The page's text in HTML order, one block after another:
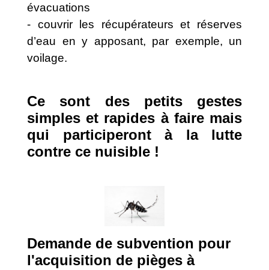
évacuations
- couvrir les récupérateurs et réserves
d’eau en y apposant, par exemple, un
voilage.
Ce sont des petits gestes
simples et rapides à faire mais
qui participeront à la lutte
contre ce nuisible !
Demande de subvention pour
l'acquisition de pièges à